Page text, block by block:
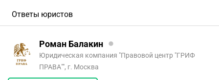
Ответы юристов
Роман Балакин
Юридическая компания "Правовой центр "ГРИФ
ПРАВА"", г. Москва